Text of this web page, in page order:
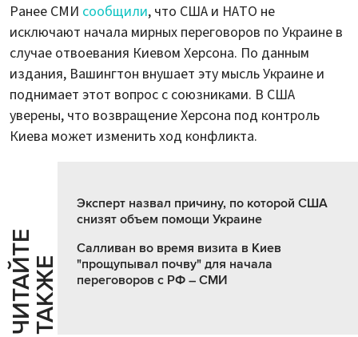
Ранее СМИ сообщили, что США и НАТО не
исключают начала мирных переговоров по Украине в
случае отвоевания Киевом Херсона. По данным
издания, Вашингтон внушает эту мысль Украине и
поднимает этот вопрос с союзниками. В США
уверены, что возвращение Херсона под контроль
Киева может изменить ход конфликта.
Ч
И
Т
АЙ
Т
Е
Т
А
К
ЖЕ
Эксперт назвал причину, по которой США
снизят объем помощи Украине
Салливан во время визита в Киев
"прощупывал почву" для начала
переговоров с РФ – СМИ